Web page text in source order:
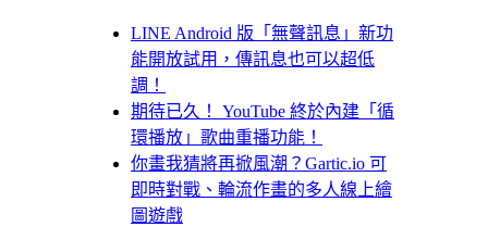
LINE Android 版「無聲訊息」新功
能開放試用，傳訊息也可以超低
調！
期待已久！ YouTube 終於內建「循
環播放」歌曲重播功能！
你畫我猜將再掀風潮？Gartic.io 可
即時對戰、輪流作畫的多人線上繪
圖遊戲